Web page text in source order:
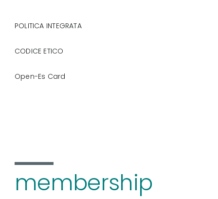
POLITICA INTEGRATA
CODICE ETICO
Open-Es Card
membership